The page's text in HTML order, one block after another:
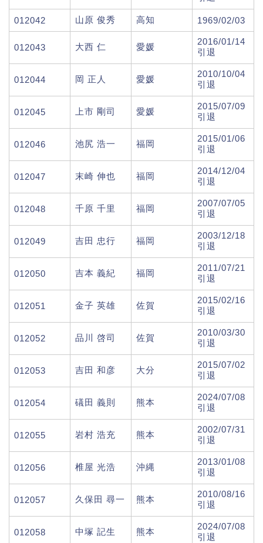
012042 山原 俊秀 高知 1969/02/03
012043 大西 仁 愛媛
2016/01/14
引退
012044 岡 正人 愛媛
2010/10/04
引退
012045 上市 剛司 愛媛
2015/07/09
引退
012046 池尻 浩一 福岡
2015/01/06
引退
012047 末崎 伸也 福岡
2014/12/04
引退
012048 千原 千里 福岡
2007/07/05
引退
012049 吉田 忠行 福岡
2003/12/18
引退
012050 吉本 義紀 福岡
2011/07/21
引退
012051 金子 英雄 佐賀
2015/02/16
引退
012052 品川 啓司 佐賀
2010/03/30
引退
012053 吉田 和彦 大分
2015/07/02
引退
012054 礒田 義則 熊本
2024/07/08
引退
012055 岩村 浩充 熊本
2002/07/31
引退
012056 椎屋 光浩 沖縄
2013/01/08
引退
012057 久保田 尋一 熊本
2010/08/16
引退
012058 中塚 記生 熊本
2024/07/08
引退